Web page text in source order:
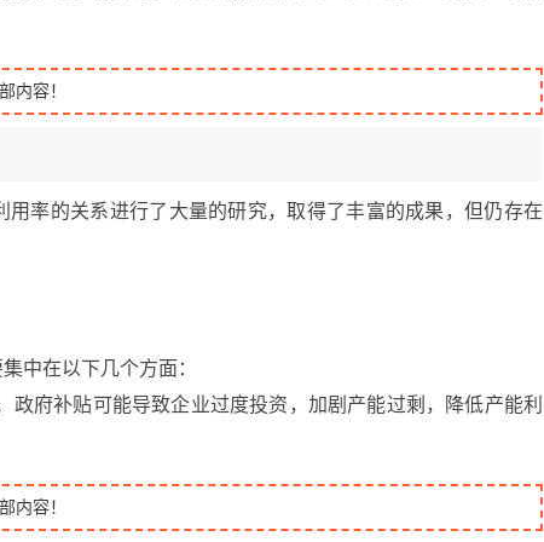
内容！
率的关系进行了大量的研究，取得了丰富的成果，但仍存在
中在以下几个方面：
府补贴可能导致企业过度投资，加剧产能过剩，降低产能利
内容！